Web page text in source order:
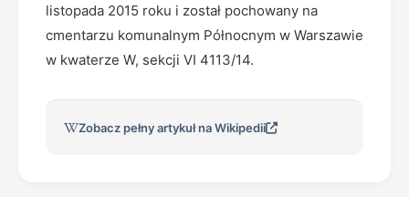
listopada 2015 roku i został pochowany na
cmentarzu komunalnym Północnym w Warszawie
w kwaterze W, sekcji VI 4113/14.
Zobacz pełny artykuł na Wikipedii